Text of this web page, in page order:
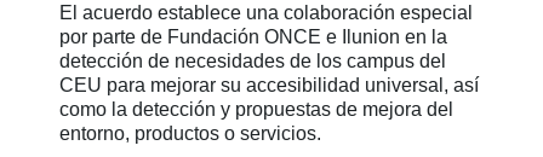
El acuerdo establece una colaboración especial
por parte de Fundación ONCE e Ilunion en la
detección de necesidades de los campus del
CEU para mejorar su accesibilidad universal, así
como la detección y propuestas de mejora del
entorno, productos o servicios.